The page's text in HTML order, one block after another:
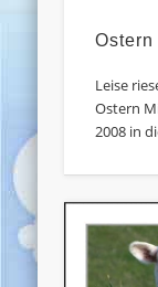
Leise
Ostern
2008 in